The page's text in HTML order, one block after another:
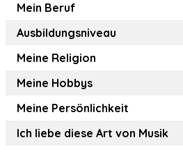
Mein Beruf
Ausbildungsniveau
Meine Religion
Meine Hobbys
Meine Persönlichkeit
Ich liebe diese Art von Musik